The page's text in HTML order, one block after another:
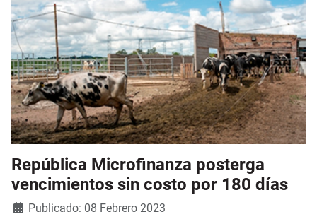
República Microfinanza posterga
vencimientos sin costo por 180 días
DetallesPublicado: 08 Febrero 2023